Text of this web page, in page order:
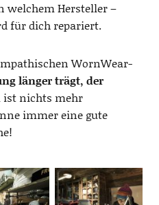
welchem Hersteller –
für dich repariert.
WornWear-
länger trägt, der
ist nichts mehr
immer eine gute